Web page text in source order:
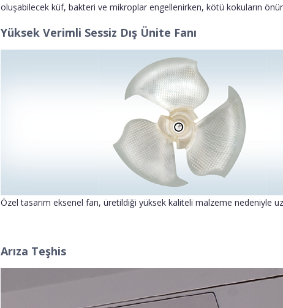
oluşabilecek küf, bakteri ve mikroplar engellenirken, kötü kokuların
Yüksek Verimli Sessiz Dış Ünite Fanı
Özel tasarım eksenel fan, üretildiği yüksek kaliteli malzeme nedeniyle
Arıza Teşhis